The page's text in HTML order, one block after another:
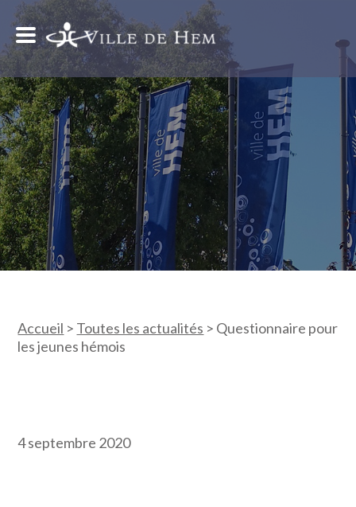
Accueil > Toutes les actualités > Questionnaire pour
les jeunes hémois
4 septembre 2020